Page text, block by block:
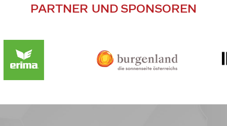
PARTNER UND SPONSOREN